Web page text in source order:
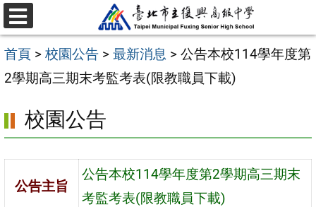
跳
至
主
要
容
區
選
單
首頁 > 校園公告 > 最新消息 > 公告本校114學年度第
2學期高三期末考監考表(限教職員下載)
校園公告
公告主旨
公告本校114學年度第2學期高三期末
考監考表(限教職員下載)